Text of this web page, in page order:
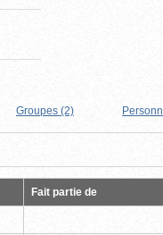
Groupes (2)
Fait partie de